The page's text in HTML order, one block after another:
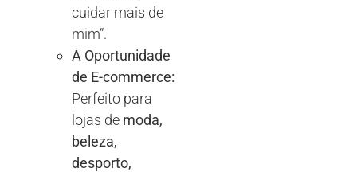
cuidar mais de
mim”.
A Oportunidade
de E-commerce:
Perfeito para
lojas de moda,
beleza,
desporto,